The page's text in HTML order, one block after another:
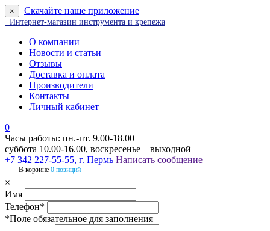
× Скачайте наше приложение
Интернет-магазин инструмента и крепежа
О компании
Новости и статьи
Отзывы
Доставка и оплата
Производители
Контакты
Личный кабинет
0
Часы работы: пн.-пт. 9.00-18.00
суббота 10.00-16.00, воскресенье – выходной
+7 342 227-55-55, г. Пермь Написать сообщение
В корзине 0 позиций
×
Имя
Телефон*
*Поле обязательное для заполнения